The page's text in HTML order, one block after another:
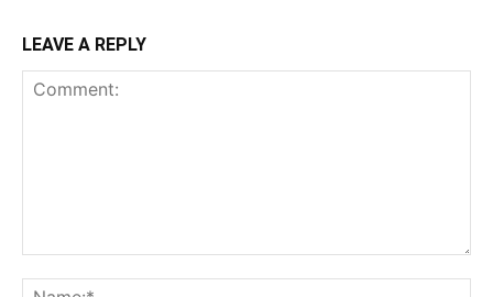
LEAVE A REPLY